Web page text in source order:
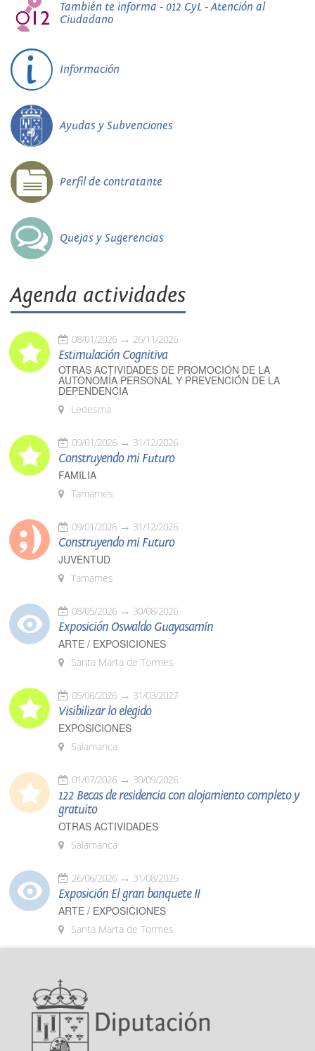
También te informa - 012 CyL - Atención al
Ciudadano
Información
Ayudas y Subvenciones
Perfil de contratante
Quejas y Sugerencias
Agenda actividades
08/01/2026 26/11/2026
Estimulación Cognitiva
OTRAS ACTIVIDADES DE PROMOCIÓN DE LA
AUTONOMÍA PERSONAL Y PREVENCIÓN DE LA
DEPENDENCIA
Ledesma
09/01/2026 31/12/2026
Construyendo mi Futuro
FAMILIA
Tamames
09/01/2026 31/12/2026
Construyendo mi Futuro
JUVENTUD
Tamames
08/05/2026 30/08/2026
Exposición Oswaldo Guayasamín
ARTE / EXPOSICIONES
Santa Marta de Tormes
05/06/2026 31/03/2027
Visibilizar lo elegido
EXPOSICIONES
Salamanca
01/07/2026 30/09/2026
122 Becas de residencia con alojamiento completo y
gratuito
OTRAS ACTIVIDADES
Salamanca
26/06/2026 31/08/2026
Exposición El gran banquete II
ARTE / EXPOSICIONES
Santa Marta de Tormes